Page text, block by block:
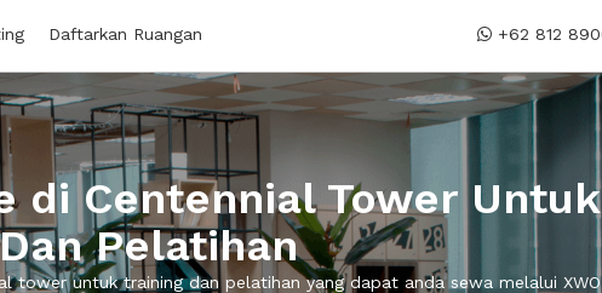
Daftarkan Ruangan +62 812
di Centennial Tower
Pelatihan
tower untuk training dan pelatihan yang dapat anda sewa melalui